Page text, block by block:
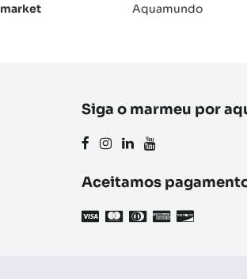
market Aquamundo
Siga o marmeu por
Aceitamos